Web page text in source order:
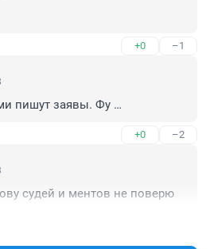
+0 –1
пишут заявы. Фу …
+0 –2
судей и ментов не поверю